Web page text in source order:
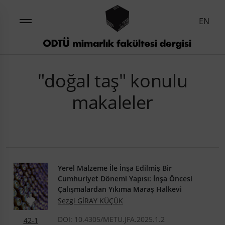
EN
"doğal taş" konulu
makaleler
42-1
Yerel Malzeme İle İnşa Edilmiş Bir
Cumhuriyet Dönemi Yapısı: İnşa Öncesi
Çalışmalardan Yıkıma Maraş Halkevi
Sezgi GİRAY KÜÇÜK
DOI: 10.4305/METU.JFA.2025.1.2